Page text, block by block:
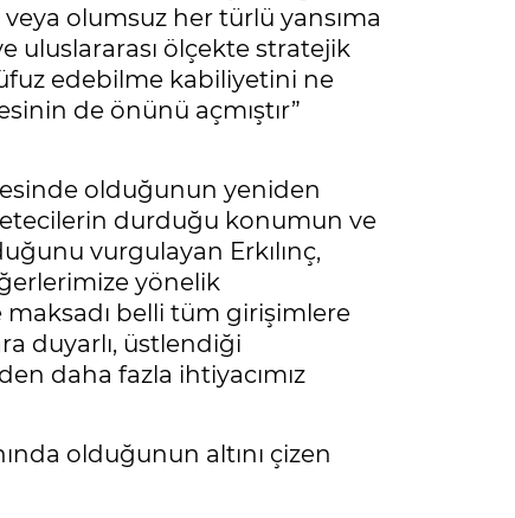
veya olumsuz her türlü yansıma
uluslararası ölçekte stratejik
edebilme kabiliyetini ne
de önünü açmıştır”
olduğunun yeniden
durduğu konumun ve
vurgulayan Erkılınç,
yönelik
belli tüm girişimlere
duyarlı, üstlendiği
daha fazla ihtiyacımız
olduğunun altını çizen